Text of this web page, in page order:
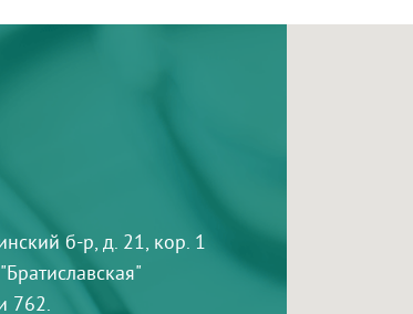
б-р, д. 21, кор. 1
762.